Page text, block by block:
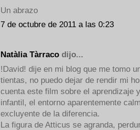
Un abrazo
7 de octubre de 2011 a las 0:23
Natàlia Tàrraco dijo...
!David! dije en mi blog que me tomo
tientas, no puedo dejar de rendir mi
cuenta este film sobre el aprendizaje
infantil, el entorno aparentemente
excluyente de la diferencia.
La figura de Atticus se agranda,